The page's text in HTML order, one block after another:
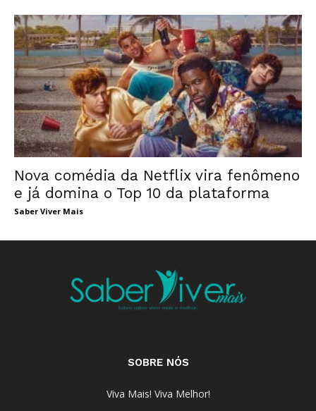
Nova comédia da Netflix vira fenômeno
e já domina o Top 10 da plataforma
Saber Viver Mais
SOBRE NÓS
Viva Mais! Viva Melhor!